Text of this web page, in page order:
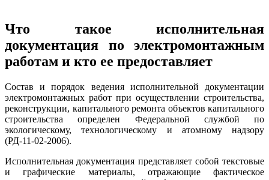
Что такое исполнительная
документация по электромонтажным
работам и кто ее предоставляет
Состав и порядок ведения исполнительной документации
электромонтажных работ при осуществлении строительства,
реконструкции, капитального ремонта объектов капитального
строительства определен Федеральной службой по
экологическому, технологическому и атомному надзору
(РД-11-02-2006).
Исполнительная документация представляет собой текстовые
и графические материалы, отражающие фактическое